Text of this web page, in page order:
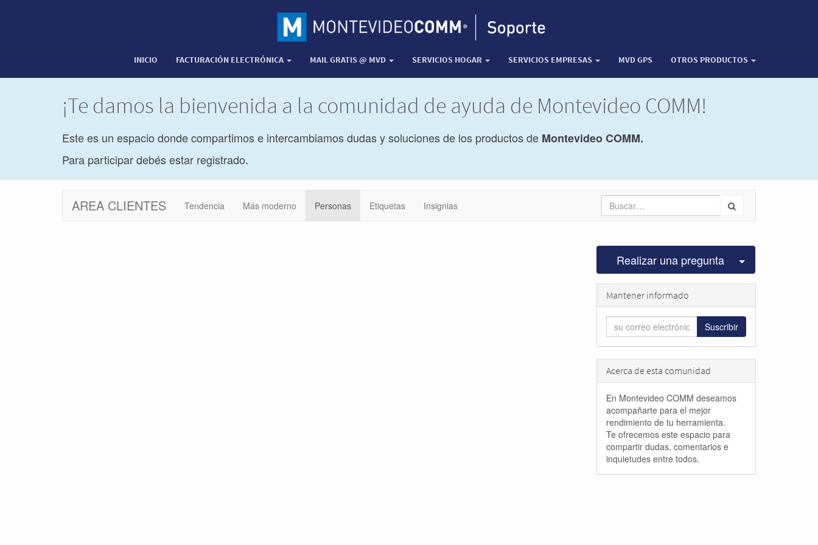
INICIO FACTURACIÓN ELECTRÓNICA MAIL GRATIS @ MVD SERVICIOS HOGAR SERVICIOS EMPRESAS MVD GPS OTROS PRODUCTOS
¡Te damos la bienvenida a la comunidad de ayuda de Montevideo COMM!
Este es un espacio donde compartimos e intercambiamos dudas y soluciones de los productos de Montevideo COMM.
Para participar debés estar registrado.
AREA CLIENTES Tendencia Más moderno Personas Etiquetas Insignias
Realizar una pregunta Seleccionar
Mantener informado
Suscribir
Acerca de esta comunidad
En Montevideo COMM deseamos
acompañarte para el mejor
rendimiento de tu herramienta.
Te ofrecemos este espacio para
compartir dudas, comentarios e
inquietudes entre todos.